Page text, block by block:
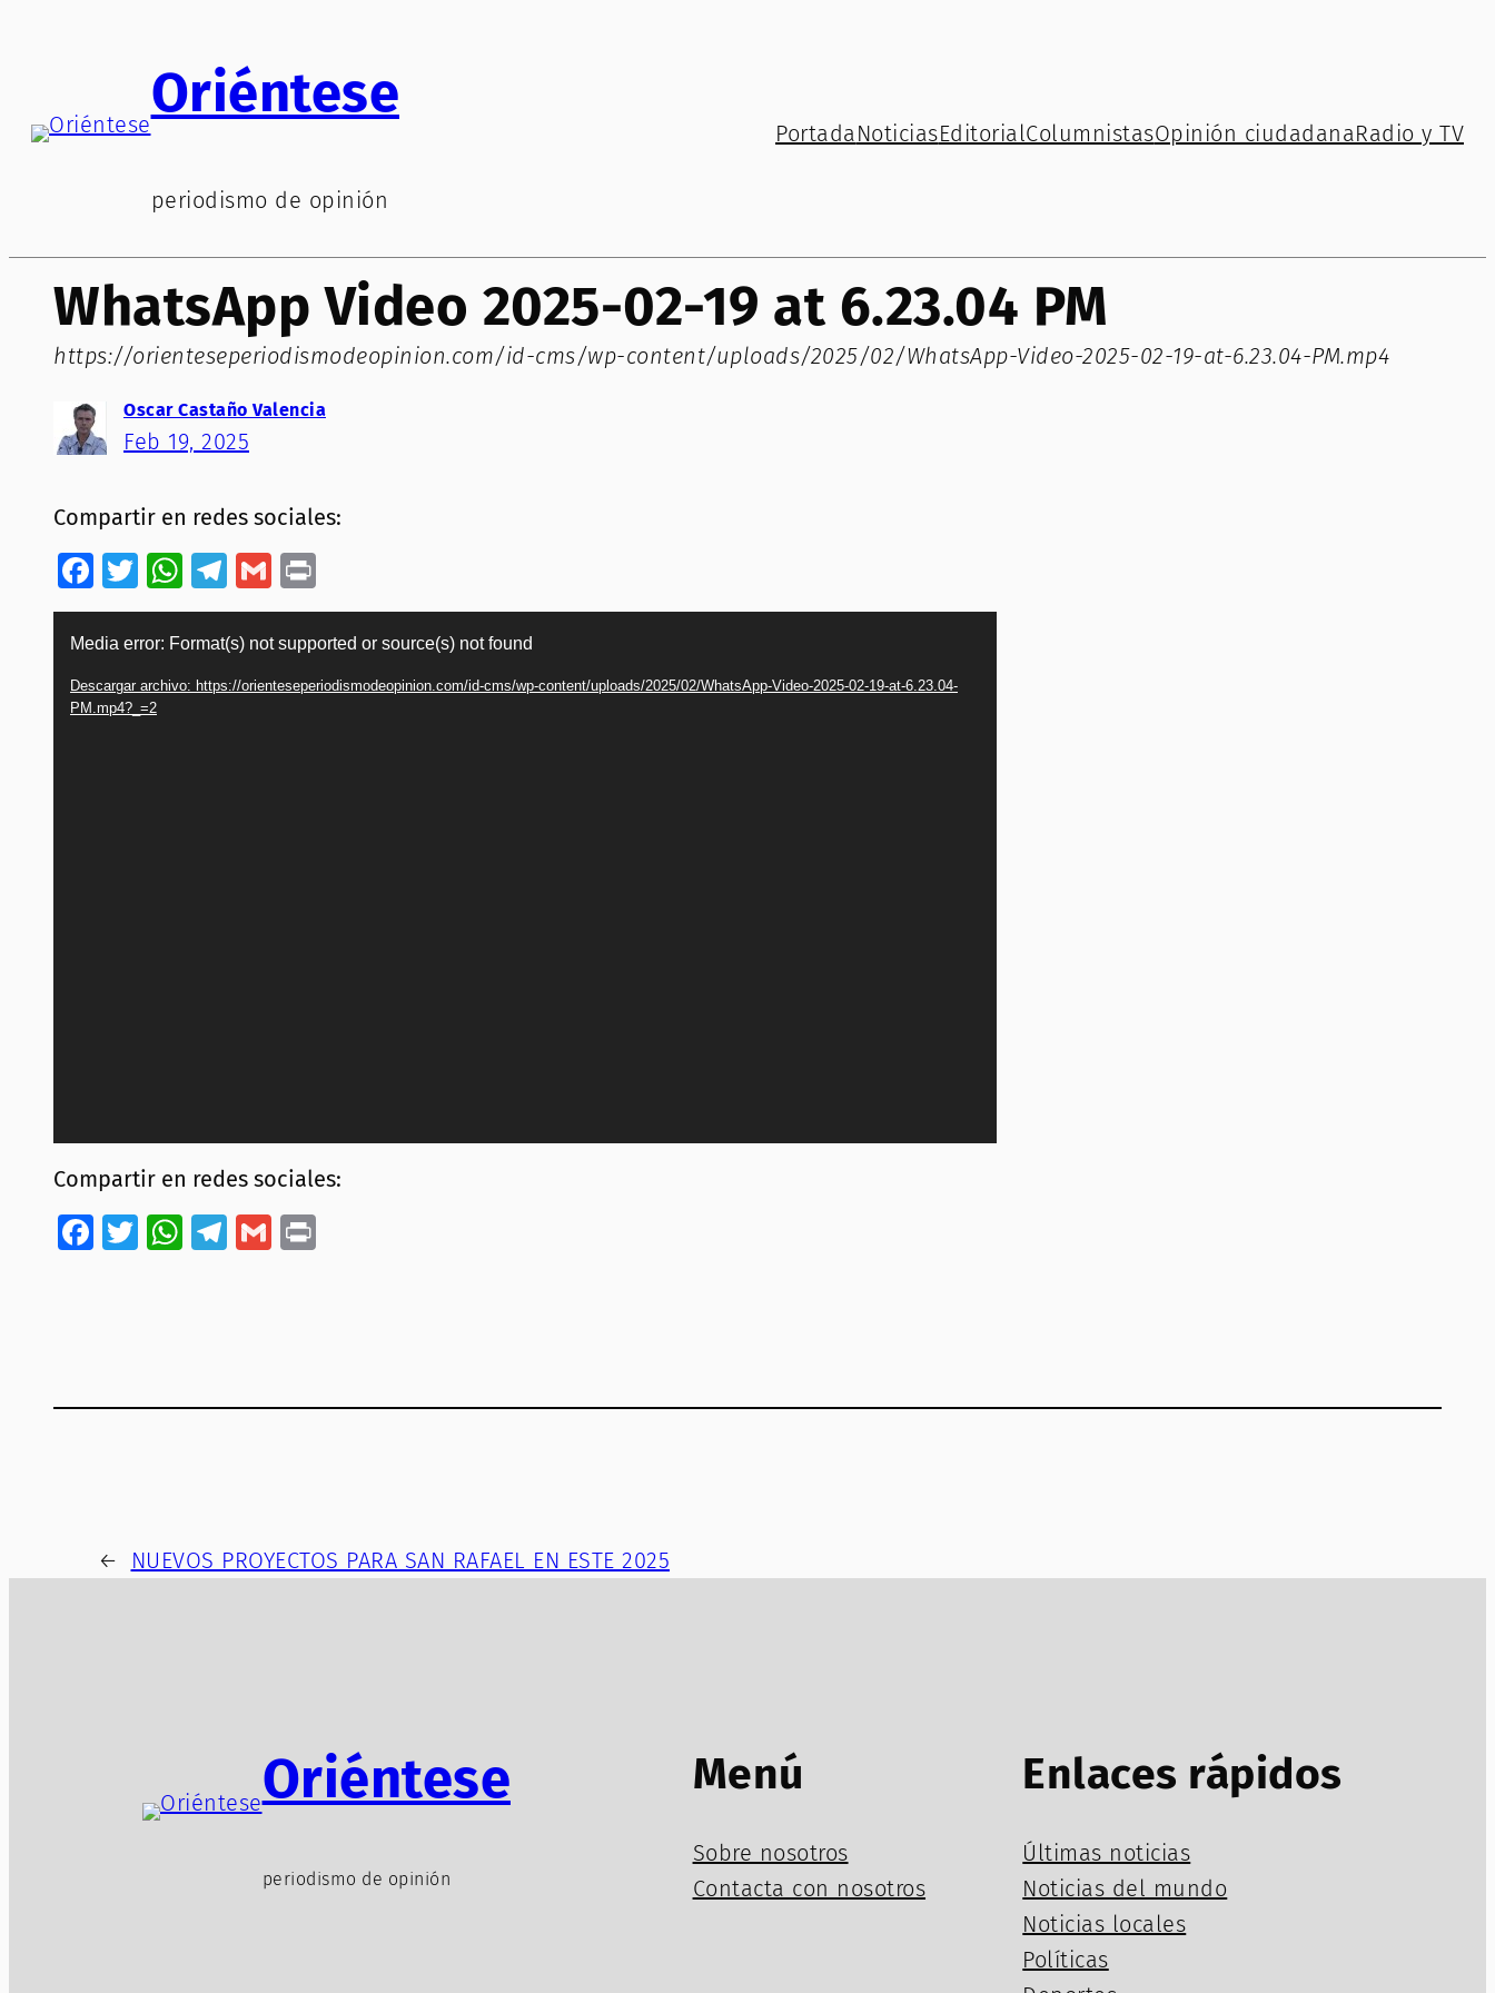
Oriéntese
periodismo de opinión
Portada NoticiasEditorialColumnistasOpinión ciudadanaRadio y TV
WhatsApp Video 2025-02-19 at 6.23.04 PM
https://orienteseperiodismodeopinion.com/id-cms/wp-content/uploads/2025/02/WhatsApp-Video-2025-02-19-at-6.23.04-PM.mp4
Oscar Castaño Valencia
Feb 19, 2025
Compartir en redes sociales:
Facebook
Twitter
WhatsApp
Telegram
Gmail
vídeo
Media error: Format(s) not supported or source(s) not found
Descargar archivo: https://orienteseperiodismodeopinion.com/id-cms/wp-content/uploads/2025/02/WhatsApp-Video-2025-02-19-at-6.23.04-
PM.mp4?_=2
Compartir en redes sociales:
Facebook
Twitter
WhatsApp
Telegram
Gmail
← NUEVOS PROYECTOS PARA SAN RAFAEL EN ESTE 2025
Oriéntese
periodismo de opinión
Menú
Sobre nosotros
Contacta con nosotros
Enlaces rápidos
Últimas noticias
Noticias del mundo
Noticias locales
Políticas